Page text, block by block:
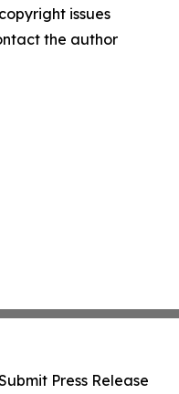
issues
the author
Press Release